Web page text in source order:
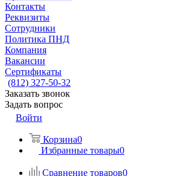
Контакты
Реквизиты
Сотрудники
Политика ПНД
Компания
Вакансии
Сертификаты
(812) 327-50-32
Заказать звонок
Задать вопрос
Войти
Корзина0
Избранные товары0
Сравнение товаров0